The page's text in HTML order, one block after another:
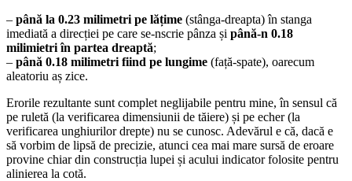
– până la 0.23 milimetri pe lățime (stânga-dreapta) în stanga
imediată a direcției pe care se-nscrie pânza și până-n 0.18
milimietri în partea dreaptă;
– până 0.18 milimetri fiind pe lungime (față-spate), oarecum
aleatoriu aș zice.
Erorile rezultante sunt complet neglijabile pentru mine, în sensul că
pe ruletă (la verificarea dimensiunii de tăiere) și pe echer (la
verificarea unghiurilor drepte) nu se cunosc. Adevărul e că, dacă e
să vorbim de lipsă de precizie, atunci cea mai mare sursă de eroare
provine chiar din construcția lupei și acului indicator folosite pentru
alinierea la cotă.